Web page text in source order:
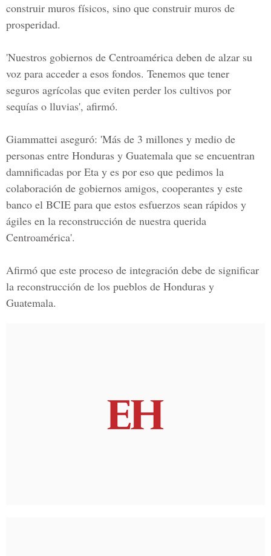
construir muros físicos, sino que construir muros de
prosperidad.
'Nuestros gobiernos de Centroamérica deben de alzar su
voz para acceder a esos fondos. Tenemos que tener
seguros agrícolas que eviten perder los cultivos por
sequías o lluvias', afirmó.
Giammattei aseguró: 'Más de 3 millones y medio de
personas entre Honduras y Guatemala que se encuentran
damnificadas por Eta y es por eso que pedimos la
colaboración de gobiernos amigos, cooperantes y este
banco el BCIE para que estos esfuerzos sean rápidos y
ágiles en la reconstrucción de nuestra querida
Centroamérica'.
Afirmó que este proceso de integración debe de significar
la reconstrucción de los pueblos de Honduras y
Guatemala.